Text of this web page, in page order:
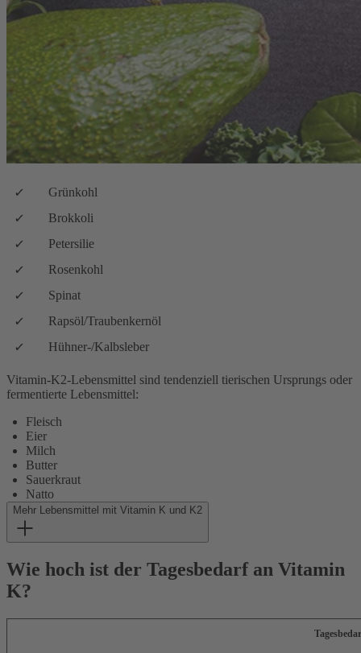
Grünkohl
Brokkoli
Petersilie
Rosenkohl
Spinat
Rapsöl/Traubenkernöl
Hühner-/Kalbsleber
Vitamin-K2-Lebensmittel sind tendenziell tierischen Ursprungs oder
fermentierte Lebensmittel:
Fleisch
Eier
Milch
Butter
Sauerkraut
Natto
Mehr Lebensmittel mit Vitamin K und K2
Wie hoch ist der Tagesbedarf an Vitamin
K?